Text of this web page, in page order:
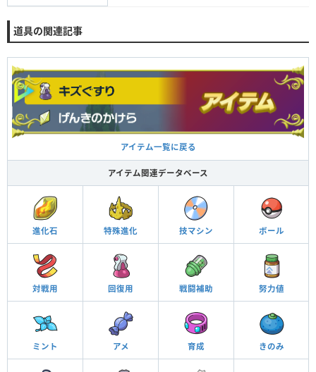
道具の関連記事
アイテム一覧に戻る
アイテム関連データベース
進化石 特殊進化 技マシン ボール
対戦用 回復用 戦闘補助 努力値
ミント アメ 育成 きのみ